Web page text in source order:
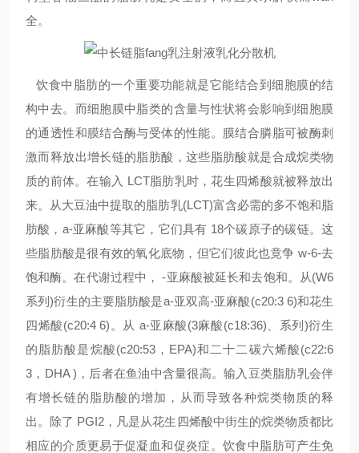
全。
饮食中脂肪的一个重要功能就是它能结合到细胞膜的结
构中去。而细胞膜中脂类的含量与性状将会影响到细胞膜
的通透性和膜结合酶与受体的性能。膜结合膦脂可被酶刺
激而释放出增长链的脂肪酸，这些脂肪酸就是合成烷类物
质的前体。在输入 LCT脂肪乳时，花生四烯酸就被释放出
来。从大豆油中提取的脂肪乳(LCT)富含必需的多不饱和脂
肪酸，a-亚麻酸等其它，它们具有 18个碳原子的碳链。这
些脂肪酸是很有效的氧化底物，但它们彼此也竟争 w-6-去
饱和酶。在代谢过程中， -亚麻酸被延长和去饱和。从(W6
系列)衍生的主要脂肪酸是a-亚双高-亚麻酸(c20:3 6)和花生
四烯酸(c20:4 6)。从 a-亚麻酸(3麻酸(c18:36)、系列)衍生
的脂肪酸是烷酸(c20:53，EPA)和二十二碳六烯酸(c22:6
3，DHA )，后者在鱼油中含量很高。输入豆类脂肪乳会伴
有增长链的脂肪酸的增加，从而导致各种烷类物质的释
出。除了 PGI2，凡是从花生四烯酸中街生的烷类物质都比
相应的介质更易于促凝血和促炎症。饮食中脂肪可产生免